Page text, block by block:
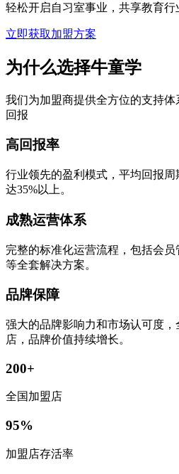
轻松开启自习室事业，共享教育行
立即获取加盟方案
为什么选择牛童学
我们为加盟商提供全方位的支持
回报
高回报率
行业领先的盈利模式，平均回报
达35%以上。
成熟运营体系
完整的标准化运营流程，包括会
等全套解决方案。
品牌保障
强大的品牌影响力和市场认可度，
店，品牌价值持续增长。
200+
全国加盟店
95%
加盟店存活率